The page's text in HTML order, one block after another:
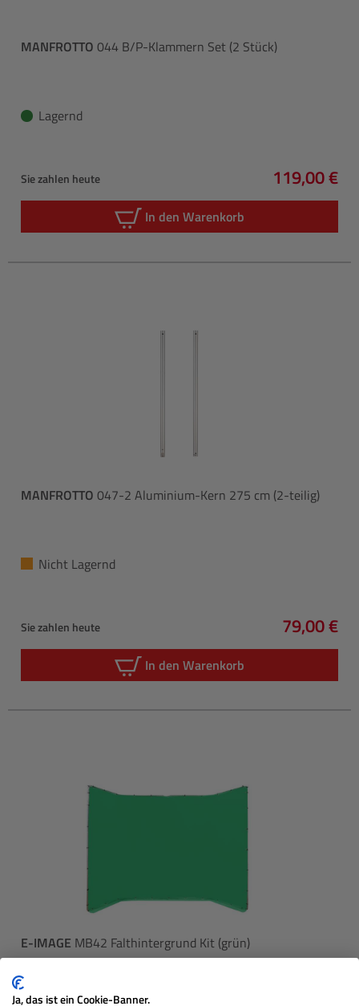
MANFROTTO 044 B/P-Klammern Set (2 Stück)
Lagernd
Sie zahlen heute
Regulärer
119,00 €
In den Warenkorb
MANFROTTO 047-2 Aluminium-Kern 275 cm (2-teilig)
Nicht Lagernd
Sie zahlen heute 79,00 €
In den Warenkorb
E-IMAGE MB42 Falthintergrund Kit (grün)
Ja, das ist ein Cookie-Banner.